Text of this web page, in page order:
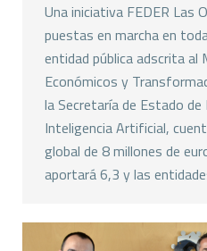
Una iniciativa FEDER Las
puestas en marcha en
entidad pública adscrita
Económicos y
la Secretaría de Estado
Inteligencia Artificial,
global de 8 millones de
aportará 6,3 y las